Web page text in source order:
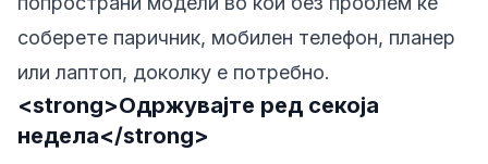
соберете паричник, мобилен телефон, планер
или лаптоп, доколку е потребно.
<strong>Одржувајте ред секоја
недела</strong>